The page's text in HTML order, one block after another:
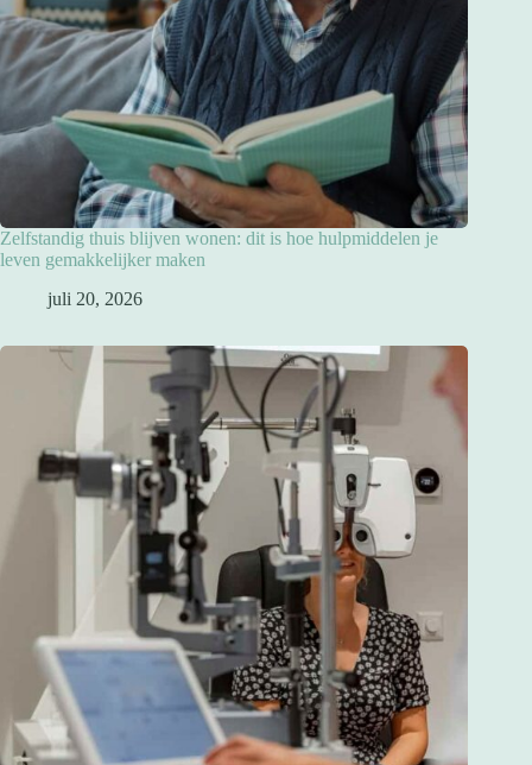
Zelfstandig thuis blijven wonen: dit is hoe hulpmiddelen je
leven gemakkelijker maken
juli 20, 2026